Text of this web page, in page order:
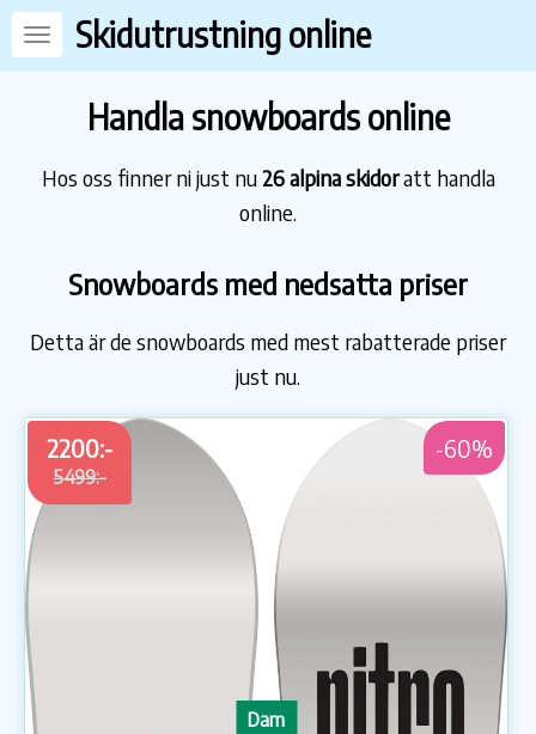
Skidutrustning online
Handla snowboards online
Hos oss finner ni just nu26 alpina skidoratt handla
online.
Snowboards med nedsatta priser
Detta är de snowboards med mest rabatterade priser
just nu.
2200:-
5499:-
-60%
Dam